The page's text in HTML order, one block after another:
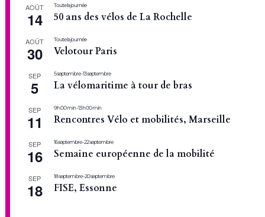
AOÛT
14
Toute la journée
50 ans des vélos de La Rochelle
AOÛT
30
Toute la journée
Velotour Paris
SEP
5
5 septembre-13 septembre
La vélomaritime à tour de bras
SEP
11
9 h 00 min-13 h 00 min
Rencontres Vélo et mobilités, Marseille
SEP
16
16 septembre-22 septembre
Semaine européenne de la mobilité
SEP
18
18 septembre-20 septembre
FISE, Essonne